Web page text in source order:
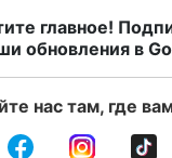
главное!
обновления в
нас там, где